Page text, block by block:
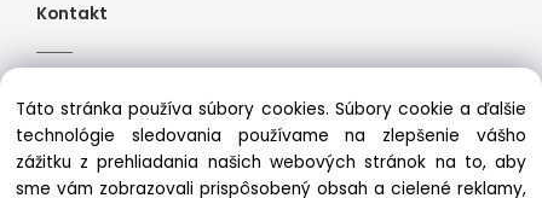
Kontakt
Mail:info@premiosport.sk
Táto stránka používa súbory cookies. Súbory cookie a ďalšie
technológie sledovania používame na zlepšenie vášho
zážitku z prehliadania našich webových stránok na to, aby
sme vám zobrazovali prispôsobený obsah a cielené reklamy,